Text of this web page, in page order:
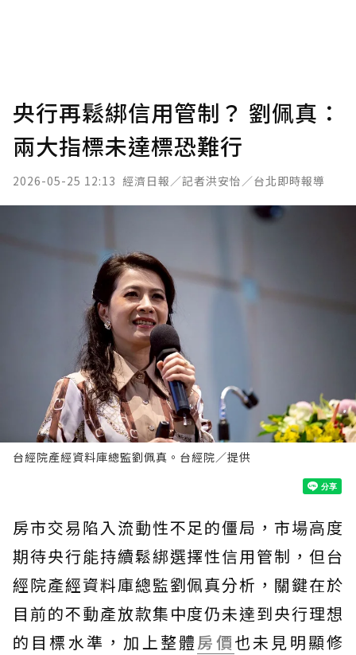
央行再鬆綁信用管制？ 劉佩真：
兩大指標未達標恐難行
2026-05-25 12:13 經濟日報／記者洪安怡／台北即時報導
台經院產經資料庫總監劉佩真。台經院／提供
房市交易陷入流動性不足的僵局，市場高度
期待央行能持續鬆綁選擇性信用管制，但台
經院產經資料庫總監劉佩真分析，關鍵在於
目前的不動產放款集中度仍未達到央行理想
的目標水準，加上整體房價也未見明顯修